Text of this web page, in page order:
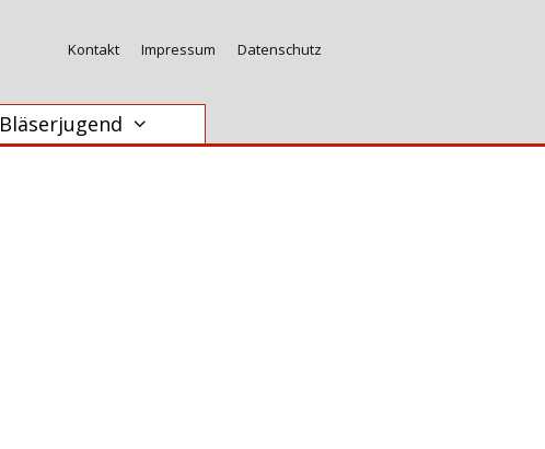
Kontakt Impressum Datenschutz
Bläserjugend